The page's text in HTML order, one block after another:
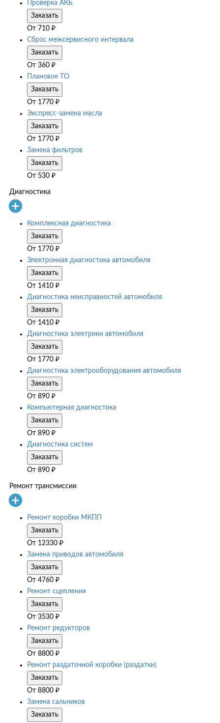
Проверка АКБ
Заказать
От 710 ₽
Сброс межсервисного интервала
Заказать
От 360 ₽
Плановое ТО
Заказать
От 1770 ₽
Экспресс-замена масла
Заказать
От 1770 ₽
Замена фильтров
Заказать
От 530 ₽
Диагностика
Комплексная диагностика
Заказать
От 1770 ₽
Электронная диагностика автомобиля
Заказать
От 1410 ₽
Диагностика неисправностей автомобиля
Заказать
От 1410 ₽
Диагностика электрики автомобиля
Заказать
От 1770 ₽
Диагностика электрооборудования автомобиля
Заказать
От 890 ₽
Компьютерная диагностика
Заказать
От 890 ₽
Диагностика систем
Заказать
От 890 ₽
Ремонт трансмиссии
Ремонт коробки МКПП
Заказать
От 12330 ₽
Замена приводов автомобиля
Заказать
От 4760 ₽
Ремонт сцепления
Заказать
От 3530 ₽
Ремонт редукторов
Заказать
От 8800 ₽
Ремонт раздаточной коробки (раздатки)
Заказать
От 8800 ₽
Замена сальников
Заказать